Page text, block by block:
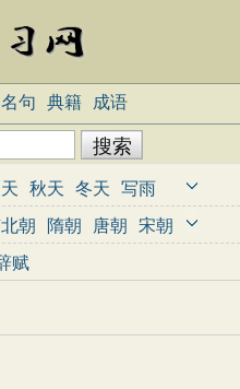
名句 典籍 成语
秋天 冬天
写雨
菊花 柳树
月亮
儿童 写鸟
写马
离别 送别 思乡
婉约 豪放 诗经
朝 隋朝 唐朝
宋朝
代赋